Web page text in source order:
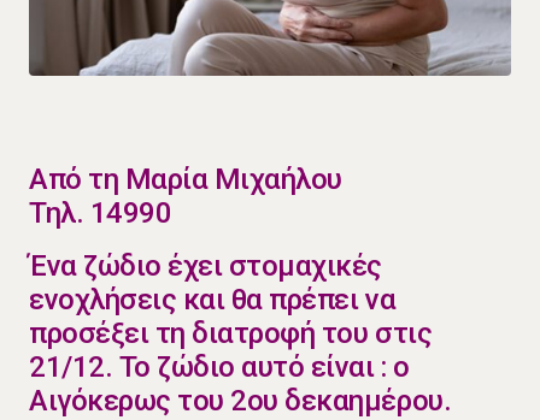
​Από τη Μαρία Μιχαήλου
Τηλ. 14990
​​Ένα ζώδιο έχει στομαχικές
ενοχλήσεις και θα πρέπει να
προσέξει τη διατροφή του στις
21/12. Το ζώδιο αυτό είναι : ο
Αιγόκερως του 2ου δεκαημέρου.